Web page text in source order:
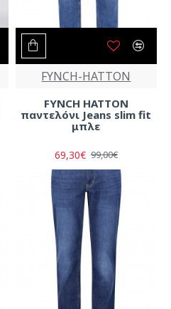
FYNCH-HATTON
FYNCH HATTON
παντελόνι Jeans slim fit
μπλε
69,30€ 99,00€